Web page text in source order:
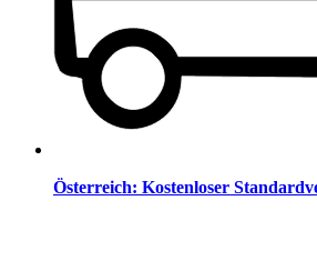
Österreich: Kostenloser